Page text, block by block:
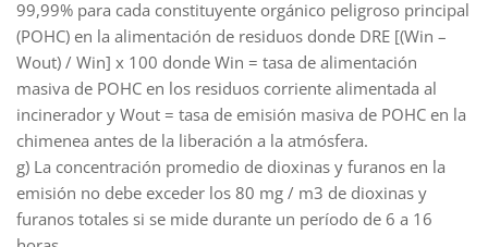
99,99% para cada constituyente orgánico peligroso principal
(POHC) en la alimentación de residuos donde DRE [(Win –
Wout) / Win] x 100 donde Win = tasa de alimentación
masiva de POHC en los residuos corriente alimentada al
incinerador y Wout = tasa de emisión masiva de POHC en la
chimenea antes de la liberación a la atmósfera.
g) La concentración promedio de dioxinas y furanos en la
emisión no debe exceder los 80 mg / m3 de dioxinas y
furanos totales si se mide durante un período de 6 a 16